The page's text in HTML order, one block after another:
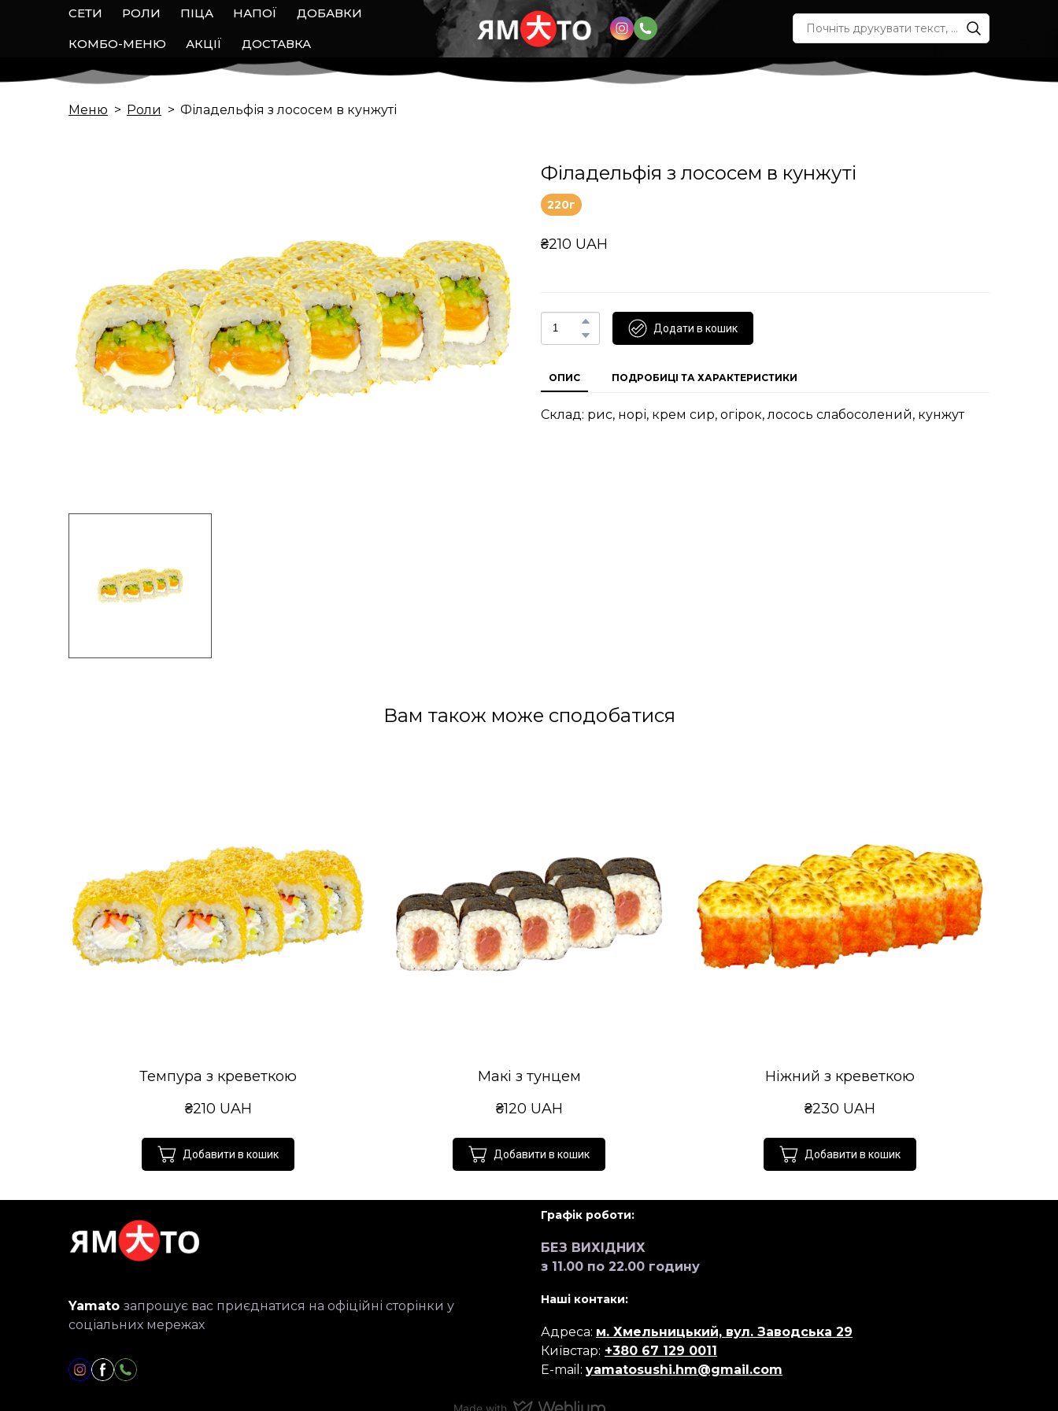
СЕТИ РОЛИ ПІЦА НАПОЇ ДОБАВКИ
КОМБО-МЕНЮ АКЦІЇ ДОСТАВКА
Меню Роли Філадельфія з лососем в кунжуті
Філадельфія з лососем в кунжуті
220г
₴210 UAH
Додати в кошик
ОПИС ПОДРОБИЦІ ТА ХАРАКТЕРИСТИКИ
Склад: рис, норі, крем сир, огірок, лосось слабосолений, кунжут
Вам також може сподобатися
Темпура з креветкою
₴210 UAH
Добавити в кошик
Макі з тунцем
₴120 UAH
Добавити в кошик
Ніжний з креветкою
₴230 UAH
Добавити в кошик
Yamato запрошує вас приєднатися на офіційні сторінки у
соціальних мережах
Графік роботи:
БЕЗ ВИХІДНИХ
з 11.00 по 22.00 годину
Наші контаки:
Адреса: м. Хмельницький, вул. Заводська 29
Київстар: +380 67 129 0011
E-mail: yamatosushi.hm@gmail.com